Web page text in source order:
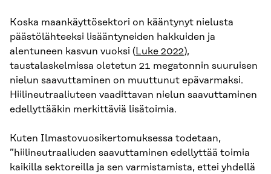
Koska maankäyttösektori on kääntynyt nielusta
päästölähteeksi lisääntyneiden hakkuiden ja
alentuneen kasvun vuoksi (Luke 2022),
taustalaskelmissa oletetun 21 megatonnin suuruisen
nielun saavuttaminen on muuttunut epävarmaksi.
Hiilineutraaliuteen vaadittavan nielun saavuttaminen
edellyttääkin merkittäviä lisätoimia.
Kuten Ilmastovuosikertomuksessa todetaan,
”hiilineutraaliuden saavuttaminen edellyttää toimia
kaikilla sektoreilla ja sen varmistamista, ettei yhdellä